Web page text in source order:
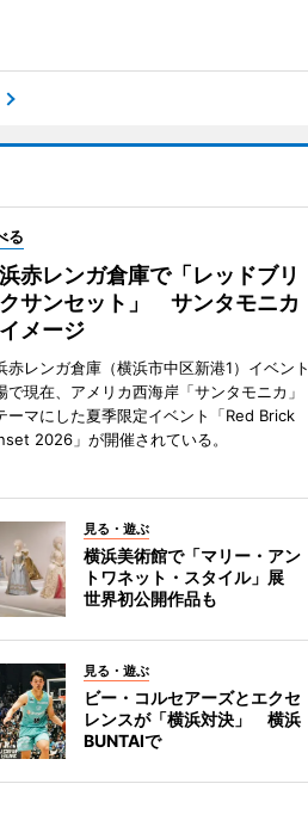
る
赤レンガ倉庫で「レッドブリ
サンセット」 サンタモニカ
メージ
赤レンガ倉庫（横浜市中区新港1）イベント
で現在、アメリカ西海岸「サンタモニカ」
ーマにした夏季限定イベント「Red Brick
2026」が開催されている。
見る・遊ぶ
横浜美術館で「マリー・アン
トワネット・スタイル」展
世界初公開作品も
見る・遊ぶ
ビー・コルセアーズとエクセ
レンスが「横浜対決」 横浜
BUNTAIで